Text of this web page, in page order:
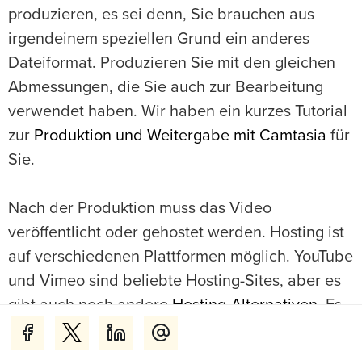
produzieren, es sei denn, Sie brauchen aus
irgendeinem speziellen Grund ein anderes
Dateiformat. Produzieren Sie mit den gleichen
Abmessungen, die Sie auch zur Bearbeitung
verwendet haben. Wir haben ein kurzes Tutorial
zur Produktion und Weitergabe mit Camtasia für
Sie.
Nach der Produktion muss das Video
veröffentlicht oder gehostet werden. Hosting ist
auf verschiedenen Plattformen möglich. YouTube
und Vimeo sind beliebte Hosting-Sites, aber es
gibt auch noch andere Hosting-Alternativen . Es
kommt auch darauf an, ob Sie Ihr Video